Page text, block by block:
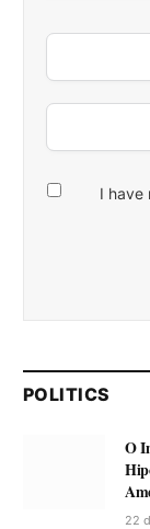
I have
POLITICS
O
22